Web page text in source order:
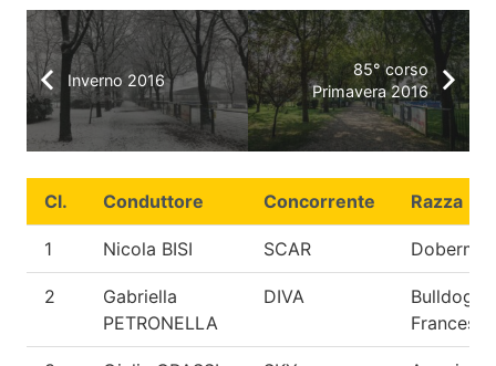
Inverno 2016
85° corso
Primavera 2016
Cl. Conduttore Concorrente Razza
1 Nicola BISI SCAR
2
Gabriella
PETRONELLA
DIVA
Bulldog
Francese